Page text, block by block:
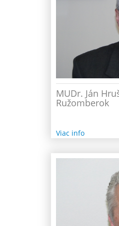
MUDr. Ján
Ružomberok
Viac info